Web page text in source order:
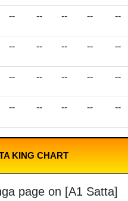
-- -- -- -- --
-- -- -- -- --
-- -- -- -- --
-- -- -- -- --
KING CHART
page on [A1 Satta]